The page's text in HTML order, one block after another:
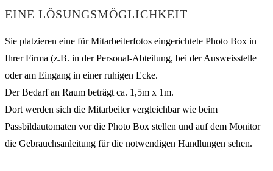
EINE LÖSUNGSMÖGLICHKEIT
Sie platzieren eine für Mitarbeiterfotos eingerichtete Photo Box in
Ihrer Firma (z.B. in der Personal-Abteilung, bei der Ausweisstelle
oder am Eingang in einer ruhigen Ecke.
Der Bedarf an Raum beträgt ca. 1,5m x 1m.
Dort werden sich die Mitarbeiter vergleichbar wie beim
Passbildautomaten vor die Photo Box stellen und auf dem Monitor
die Gebrauchsanleitung für die notwendigen Handlungen sehen.